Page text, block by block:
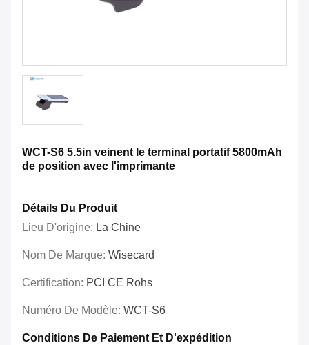
WCT-S6 5.5in veinent le terminal portatif 5800mAh
de position avec l'imprimante
Détails Du Produit
Lieu D'origine: La Chine
Nom De Marque: Wisecard
Certification: PCI CE Rohs
Numéro De Modèle: WCT-S6
Conditions De Paiement Et D'expédition